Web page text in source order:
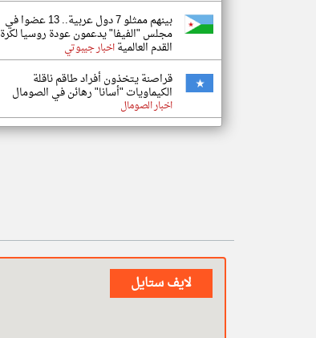
بينهم ممثلو 7 دول عربية.. 13 عضوا في
مجلس "الفيفا" يدعمون عودة روسيا لكرة
القدم العالميةاخبار جيبوتي
قراصنة يتخذون أفراد طاقم ناقلة
الكيماويات "أسانا" رهائن في الصومال
اخبار الصومال
لايف ستايل